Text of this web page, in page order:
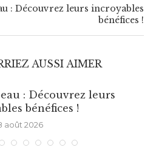
: Découvrez leurs incroyables
bénéfices !
AUSSI AIMER
: Découvrez leurs
bénéfices !
août 2026